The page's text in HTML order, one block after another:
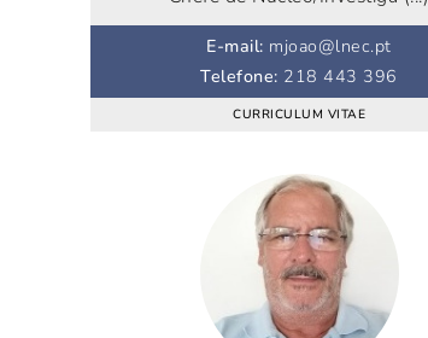
E-mail: mjoao@lnec.pt
Telefone: 218 443 396
CURRICULUM VITAE